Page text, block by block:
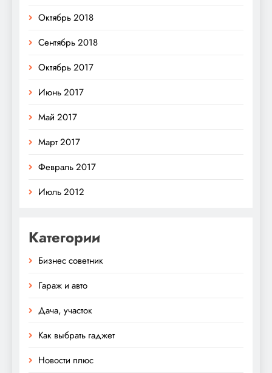
Октябрь 2018
Сентябрь 2018
Октябрь 2017
Июнь 2017
Май 2017
Март 2017
Февраль 2017
Июль 2012
Категории
Бизнес советник
Гараж и авто
Дача, участок
Как выбрать гаджет
Новости плюс